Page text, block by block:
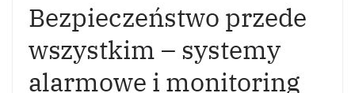
Bezpieczeństwo przede
wszystkim – systemy
alarmowe i monitoring